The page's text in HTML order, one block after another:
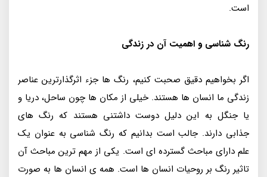
است.
رنگ شناسی و اهمیت آن در زندگی
اگر بخواهیم دقیق صحبت کنیم، رنگ ها جزء اثرگذارترین عناصر
زندگی ما انسان ها هستند. خیلی از مکان ها چون ساحل، دریا و
یا جنگل به این دلیل دوست داشتنی هستند که رنگ های
جذابی دارند. جالب است بدانیم که رنگ شناسی به عنوان یک
علم دارای مباحث گسترده ای است. یکی از مهم ترین مباحث آن
تاثیر رنگ بر روحیات انسان ها است. همه ی انسان ها به صورت